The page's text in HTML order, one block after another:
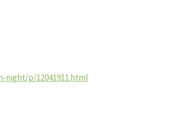
night/p/12041911.html